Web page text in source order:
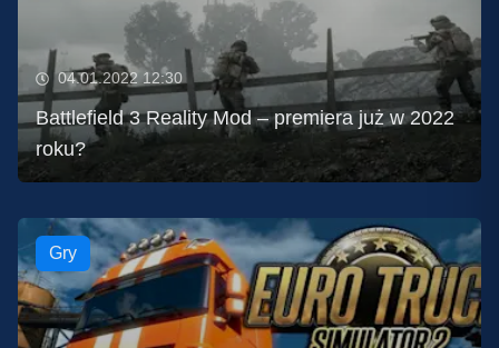
04.01.2022 12:30
Battlefield 3 Reality Mod – premiera już w 2022
roku?
Gry